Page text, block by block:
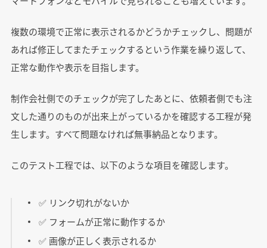
複数の環境で正常に表示されるかどうかチェックし、問題が
あれば修正してまたチェックするという作業を繰り返して、
正常な動作や表示を目指します。
制作会社側でのチェックが完了したあとに、依頼者側でも注
文した通りのものが出来上がっているかを確認する工程が発
生します。すべて問題なければ無事納品となります。
このテスト工程では、以下のような項目を確認します。
✅ リンク切れがないか
✅ フォームが正常に動作するか
✅ 画像が正しく表示されるか